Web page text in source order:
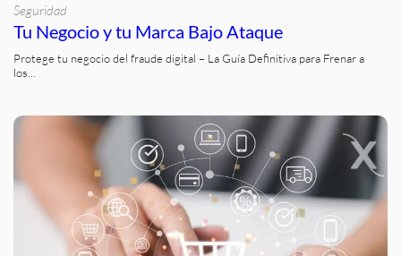
Seguridad
Tu Negocio y tu Marca Bajo Ataque
Protege tu negocio del fraude digital – La Guía Definitiva para Frenar a
los…